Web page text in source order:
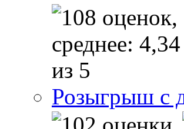
Розыгрыш с